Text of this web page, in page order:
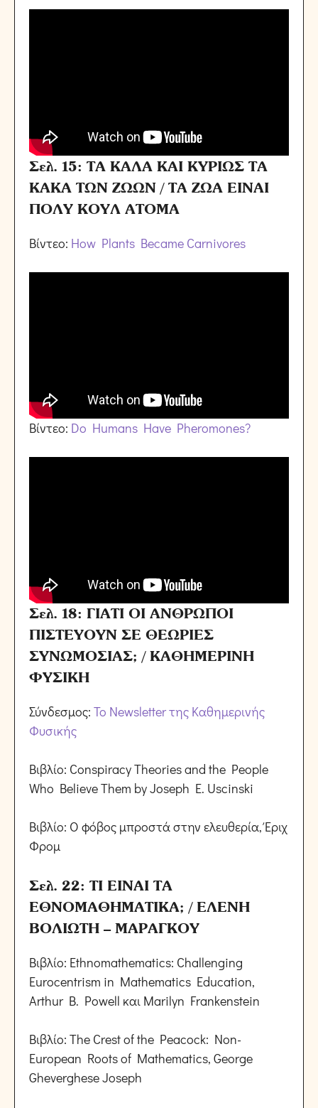
Σελ. 15: ΤΑ ΚΑΛΑ ΚΑΙ ΚΥΡΙΩΣ ΤΑ
ΚΑΚΑ ΤΩΝ ΖΩΩΝ / ΤΑ ΖΩΑ ΕΙΝΑΙ
ΠΟΛΥ ΚΟΥΛ ΑΤΟΜΑ
Βίντεο: How Plants Became Carnivores
Βίντεο: Do Humans Have Pheromones?
Σελ. 18: ΓΙΑΤΙ ΟΙ ΑΝΘΡΩΠΟΙ
ΠΙΣΤΕΥΟΥΝ ΣΕ ΘΕΩΡΙΕΣ
ΣΥΝΩΜΟΣΙΑΣ; / ΚΑΘΗΜΕΡΙΝΗ
ΦΥΣΙΚΗ
Σύνδεσμος:Το Newsletter της Καθημερινής
Φυσικής
Βιβλίο: Conspiracy Theories and the People
Who Believe Them by Joseph E. Uscinski
Βιβλίο: Ο φόβος μπροστά στην ελευθερία, Έριχ
Φρομ
Σελ. 22: ΤΙ ΕΙΝΑΙ ΤΑ
ΕΘΝΟΜΑΘΗΜΑΤΙΚΑ; / ΕΛΕΝΗ
ΒΟΛΙΩΤΗ – ΜΑΡΑΓΚΟΥ
Βιβλίο: Ethnomathematics: Challenging
Eurocentrism in Mathematics Education,
Arthur B. Powell και Marilyn Frankenstein
Βιβλίο: The Crest of the Peacock: Non-
European Roots of Mathematics, George
Gheverghese Joseph